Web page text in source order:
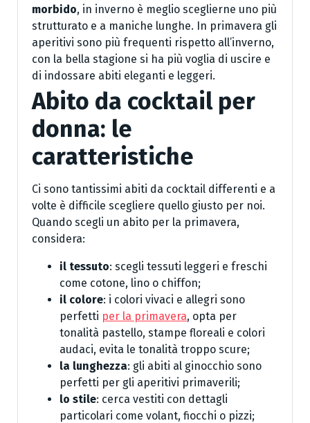
morbido, in inverno è meglio sceglierne uno più
strutturato e a maniche lunghe. In primavera gli
aperitivi sono più frequenti rispetto all’inverno,
con la bella stagione si ha più voglia di uscire e
di indossare abiti eleganti e leggeri.
Abito da cocktail per
donna: le
caratteristiche
Ci sono tantissimi abiti da cocktail differenti e a
volte è difficile scegliere quello giusto per noi.
Quando scegli un abito per la primavera,
considera:
il tessuto: scegli tessuti leggeri e freschi
come cotone, lino o chiffon;
il colore: i colori vivaci e allegri sono
perfetti per la primavera, opta per
tonalità pastello, stampe floreali e colori
audaci, evita le tonalità troppo scure;
la lunghezza: gli abiti al ginocchio sono
perfetti per gli aperitivi primaverili;
lo stile: cerca vestiti con dettagli
particolari come volant, fiocchi o pizzi;